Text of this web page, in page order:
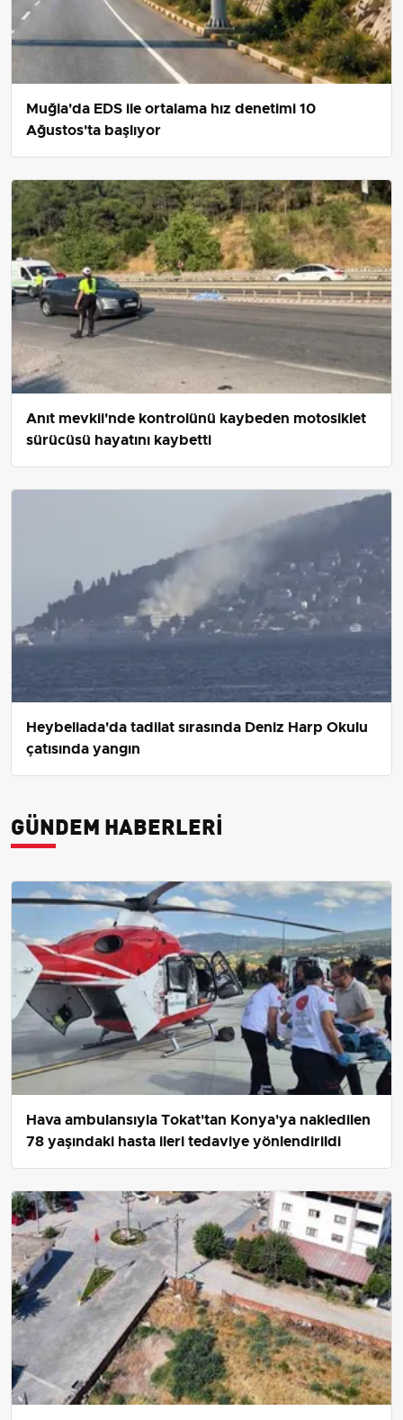
Muğla'da EDS ile ortalama hız denetimi 10
Ağustos'ta başlıyor
Anıt mevkii'nde kontrolünü kaybeden motosiklet
sürücüsü hayatını kaybetti
Heybeliada'da tadilat sırasında Deniz Harp Okulu
çatısında yangın
GÜNDEM HABERLERI
Hava ambulansıyla Tokat'tan Konya'ya nakledilen
78 yaşındaki hasta ileri tedaviye yönlendirildi